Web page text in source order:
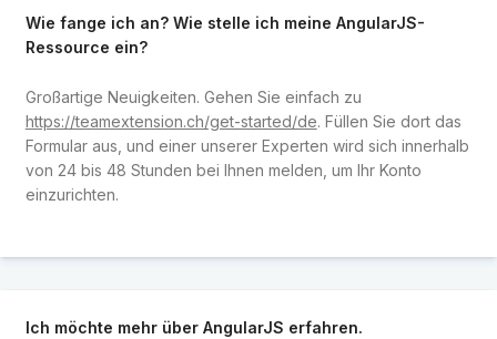
Wie fange ich an? Wie stelle ich meine AngularJS-
Ressource ein?
Großartige Neuigkeiten. Gehen Sie einfach zu
https://teamextension.ch/get-started/de. Füllen Sie dort das
Formular aus, und einer unserer Experten wird sich innerhalb
von 24 bis 48 Stunden bei Ihnen melden, um Ihr Konto
einzurichten.
Ich möchte mehr über AngularJS erfahren.